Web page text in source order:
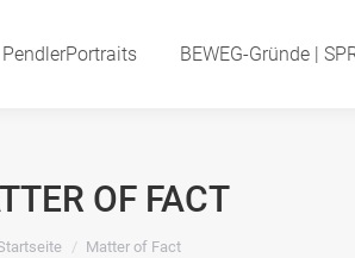
PendlerPortraits BEWEG-Gründe |
OF FACT
Matter of Fact
PendlerPortraits BEWEG-Gründe |